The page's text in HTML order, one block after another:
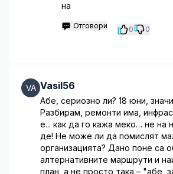
на
Отговори 0 0
Vasil56
Абе, сериозно ли? 18 юни,
Разбирам, ремонти има,
е... как да го кажа меко… не на
де! Не може ли да помислят
организацията? Дано поне са
алтернативните маршрути и
план, а не просто така – "абе,